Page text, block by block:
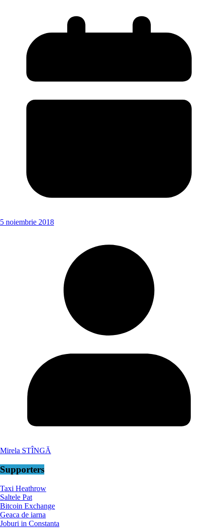
5 noiembrie 2018
Mirela STÎNGĂ
Supporters
Taxi Heathrow
Saltele Pat
Bitcoin Exchange
Geaca de iarna
Joburi in Constanta